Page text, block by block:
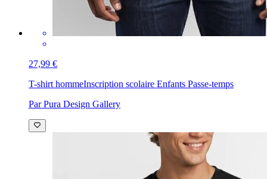
27,99 €
T-shirt hommeInscription scolaire Enfants Passe-temps
Par Pura Design Gallery